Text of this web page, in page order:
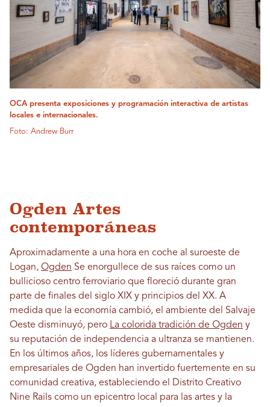
OCA presenta exposiciones y programación interactiva de artistas
locales e internacionales.
Foto: Andrew Burr
Ogden Artes
contemporáneas
Aproximadamente a una hora en coche al suroeste de
Logan, Ogden Se enorgullece de sus raíces como un
bullicioso centro ferroviario que floreció durante gran
parte de finales del siglo XIX y principios del XX. A
medida que la economía cambió, el ambiente del Salvaje
Oeste disminuyó, pero La colorida tradición de Ogden y
su reputación de independencia a ultranza se mantienen.
En los últimos años, los líderes gubernamentales y
empresariales de Ogden han invertido fuertemente en su
comunidad creativa, estableciendo el Distrito Creativo
Nine Rails como un epicentro local para las artes y la